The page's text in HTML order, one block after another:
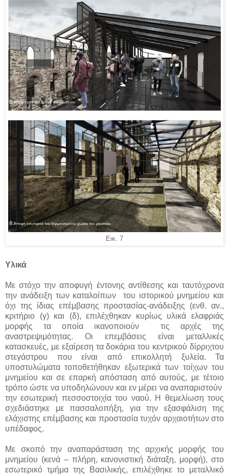
Εικ. 7
Υλικά
Με στόχο την αποφυγή έντονης αντίθεσης και ταυτόχρονα
την ανάδειξη των καταλοίπων του ιστορικού μνημείου και
όχι της ίδιας επέμβασης προστασίας-ανάδειξης (ενθ. αν.,
κριτήριο (γ) και (δ), επιλέχθηκαν κυρίως υλικά ελαφριάς
μορφής τα οποία ικανοποιούν τις αρχές της
αναστρεψιμότητας. Οι επεμβάσεις είναι μεταλλικές
κατασκευές, με εξαίρεση τα δοκάρια του κεντρικού δίρριχτου
στεγάστρου που είναι από επικολλητή ξυλεία. Τα
υποστυλώματα τοποθετήθηκαν εξωτερικά των τοίχων του
μνημείου και σε επαρκή απόσταση από αυτούς, με τέτοιο
τρόπο ώστε να υποδηλώνουν και εν μέρει να αναπαριστούν
την εσωτερική πεσσοστοιχία του ναού. Η θεμελίωση τους
σχεδιάστηκε με πασσαλοπήξη, για την εξασφάλιση της
ελάχιστης επέμβασης και προστασία τυχόν αρχαιοτήτων στο
υπέδαφος.
Με σκοπό την αναπαράσταση της αρχικής μορφής του
μνημείου (κενά – πλήρη, κανονιστική διάταξη, μορφή), στο
εσωτερικό τμήμα της Βασιλικής, επιλέχθηκε το μεταλλικό